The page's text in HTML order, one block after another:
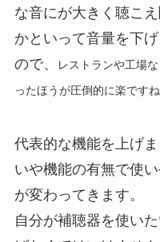
な音にが大きく聴こ
かといって音量を下
ので、
レストランや工場
ったほうが圧倒的に楽ですね
代表的な機能を上げ
いや機能の有無で使
が変わってきます。
自分が補聴器を使い